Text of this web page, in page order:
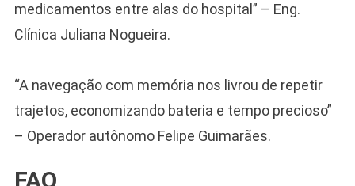
medicamentos entre alas do hospital” – Eng.
Clínica Juliana Nogueira.
“A navegação com memória nos livrou de repetir
trajetos, economizando bateria e tempo precioso”
– Operador autônomo Felipe Guimarães.
FAQ